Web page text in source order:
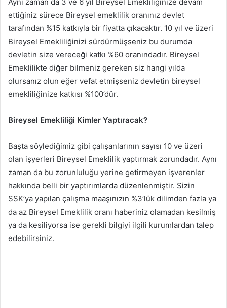
ettiğiniz sürece Bireysel emeklilik oranınız devlet
tarafından %15 katkıyla bir fiyatta çıkacaktır. 10 yıl ve üzeri
Bireysel Emekliliğinizi sürdürmüşseniz bu durumda
devletin size vereceği katkı %60 oranındadır. Bireysel
Emeklilikte diğer bilmeniz gereken siz hangi yılda
olursanız olun eğer vefat etmişseniz devletin bireysel
emekliliğinize katkısı %100’dür.
Bireysel Emekliliği Kimler Yaptıracak?
Başta söylediğimiz gibi çalışanlarının sayısı 10 ve üzeri
olan işyerleri Bireysel Emeklilik yaptırmak zorundadır. Aynı
zaman da bu zorunluluğu yerine getirmeyen işverenler
hakkında belli bir yaptırımlarda düzenlenmiştir. Sizin
SSK’ya yapılan çalışma maaşınızın %3’lük dilimden fazla ya
da az Bireysel Emeklilik oranı haberiniz olamadan kesilmiş
ya da kesiliyorsa ise gerekli bilgiyi ilgili kurumlardan talep
edebilirsiniz.